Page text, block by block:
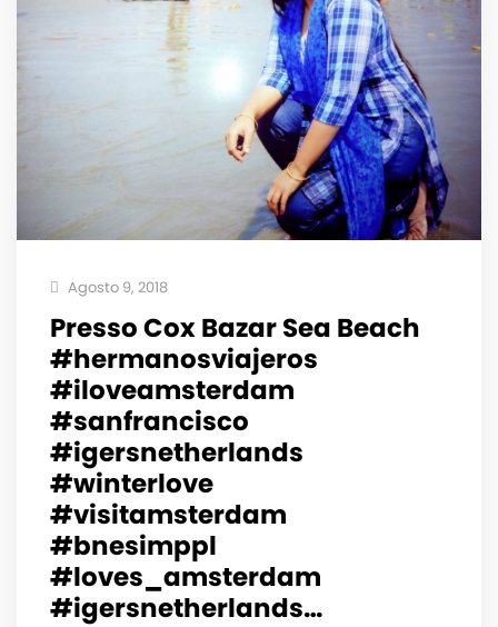
Agosto 9, 2018
Presso Cox Bazar Sea Beach
#hermanosviajeros
#iloveamsterdam
#sanfrancisco
#igersnetherlands
#winterlove
#visitamsterdam
#bnesimppl
#loves_amsterdam
#igersnetherlands…